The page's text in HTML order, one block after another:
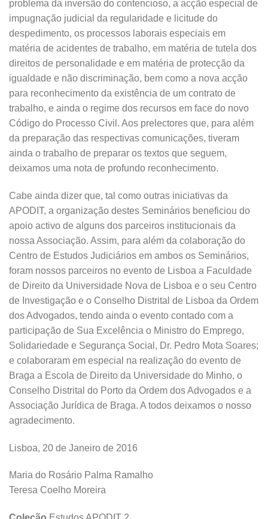
problema da inversão do contencioso, a acção especial de
impugnação judicial da regularidade e licitude do
despedimento, os processos laborais especiais em
matéria de acidentes de trabalho, em matéria de tutela dos
direitos de personalidade e em matéria de protecção da
igualdade e não discriminação, bem como a nova acção
para reconhecimento da existência de um contrato de
trabalho, e ainda o regime dos recursos em face do novo
Código do Processo Civil. Aos prelectores que, para além
da preparação das respectivas comunicações, tiveram
ainda o trabalho de preparar os textos que seguem,
deixamos uma nota de profundo reconhecimento.
Cabe ainda dizer que, tal como outras iniciativas da
APODIT, a organização destes Seminários beneficiou do
apoio activo de alguns dos parceiros institucionais da
nossa Associação. Assim, para além da colaboração do
Centro de Estudos Judiciários em ambos os Seminários,
foram nossos parceiros no evento de Lisboa a Faculdade
de Direito da Universidade Nova de Lisboa e o seu Centro
de Investigação e o Conselho Distrital de Lisboa da Ordem
dos Advogados, tendo ainda o evento contado com a
participação de Sua Excelência o Ministro do Emprego,
Solidariedade e Segurança Social, Dr. Pedro Mota Soares;
e colaboraram em especial na realização do evento de
Braga a Escola de Direito da Universidade do Minho, o
Conselho Distrital do Porto da Ordem dos Advogados e a
Associação Jurídica de Braga. A todos deixamos o nosso
agradecimento.
Lisboa, 20 de Janeiro de 2016
Maria do Rosário Palma Ramalho
Teresa Coelho Moreira